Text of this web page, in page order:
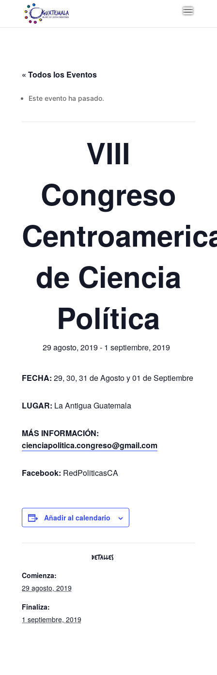
« Todos los Eventos
Este evento ha pasado.
VIII
Congreso
de Ciencia
Política
29 agosto, 2019 - 1 septiembre, 2019
FECHA: 29, 30, 31 de Agosto y 01 de Septiembre
LUGAR: La Antigua Guatemala
MÁS INFORMACIÓN:
cienciapolitica.congreso@gmail.com
Facebook: RedPoliticasCA
Añadir al calendario
DETALLES
Comienza:
29 agosto, 2019
Finaliza:
1 septiembre, 2019